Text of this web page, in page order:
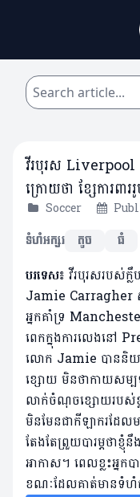
វីរបុរស
ក្រោយថា ខ្សែការពា
Soccer
ទំហំអក្សរ
តូច ធំ
បរទេស៖វីរបុរសរបស់
Jamie
អ្នកគាំទ្រ
ពេកក្នុងការលេងនៅ
លោក ​Jamie បាននិ
ខ្សោយ មិន​ថា​កាយ​សម្ប
លាក់​ចំណុច​ខ្សោយ​របស់​ខ្
មិនមែនជាកីឡាករដែល
តែងតែព្រួយបារម្ភថាខ្
អាកាស។ ពេលខ្លះអ្ន
ខណៈដែលគាត់មានទំហំ